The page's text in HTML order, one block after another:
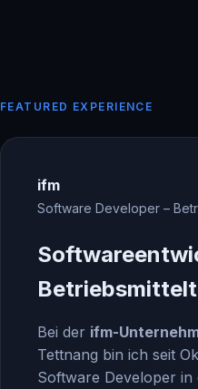
FEATURED EXPERIENCE
ifm
Software Developer –
Bei der ifm-
Tettnang bin ich seit
Software Developer in